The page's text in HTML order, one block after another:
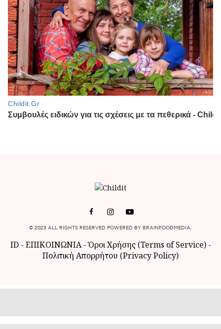
© 2023 ALL RIGHTS RESERVED POWERED BY BRAINFOODMEDIA.
ID- ΕΠΙΚΟΙΝΩΝΙΑ-Όροι Χρήσης (Terms of Service)-
Πολιτική Απορρήτου (Privacy Policy)